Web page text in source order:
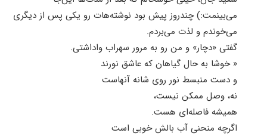
می‌بینمت:) چندروز پیش بود نوشته‌هات رو یکی پس از دیگری
می‌خوندم و لذت می‌بردم.
گفتی «دچار» و من رو به مرور سهراب واداشتی.
« خوشا به حال گیاهان که عاشق نورند
و دست منبسط نور روی شانه آنهاست
نه، وصل ممکن نیست،
همیشه فاصله‌ای هست.
اگرچه منحنی آب بالش خوبی است